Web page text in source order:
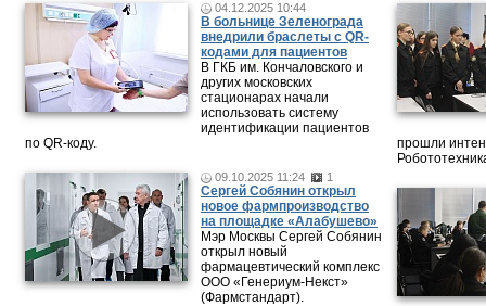
04.12.2025 10:44
В больнице Зеленограда
внедрили браслеты с QR-
кодами для пациентов
В ГКБ им. Кончаловского и
других московских
стационарах начали
использовать систему
идентификации пациентов
по QR-коду.
09.10.2025 11:24 1
Сергей Собянин открыл
новое фармпроизводство
на площадке «Алабушево»
Мэр Москвы Сергей Собянин
открыл новый
фармацевтический комплекс
ООО «Генериум-Некст»
(Фармстандарт).
прошли